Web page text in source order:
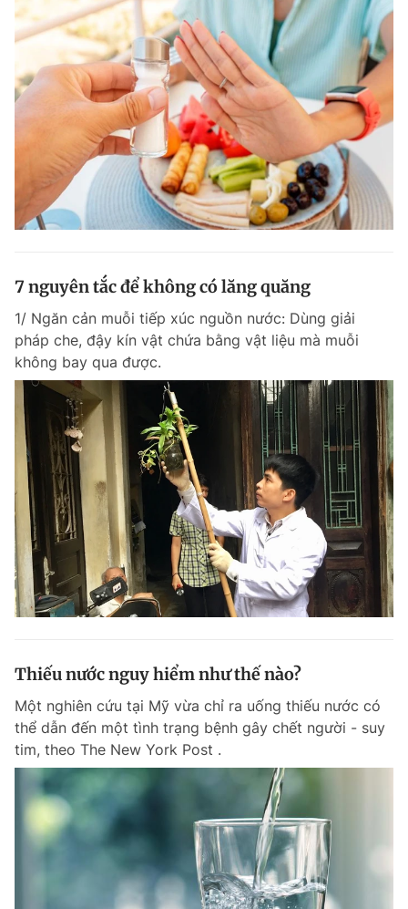
7 nguyên tắc để không có lăng quăng
1/ Ngăn cản muỗi tiếp xúc nguồn nước: Dùng giải
pháp che, đậy kín vật chứa bằng vật liệu mà muỗi
không bay qua được.
Thiếu nước nguy hiểm như thế nào?
Một nghiên cứu tại Mỹ vừa chỉ ra uống thiếu nước có
thể dẫn đến một tình trạng bệnh gây chết người - suy
tim, theo The New York Post .